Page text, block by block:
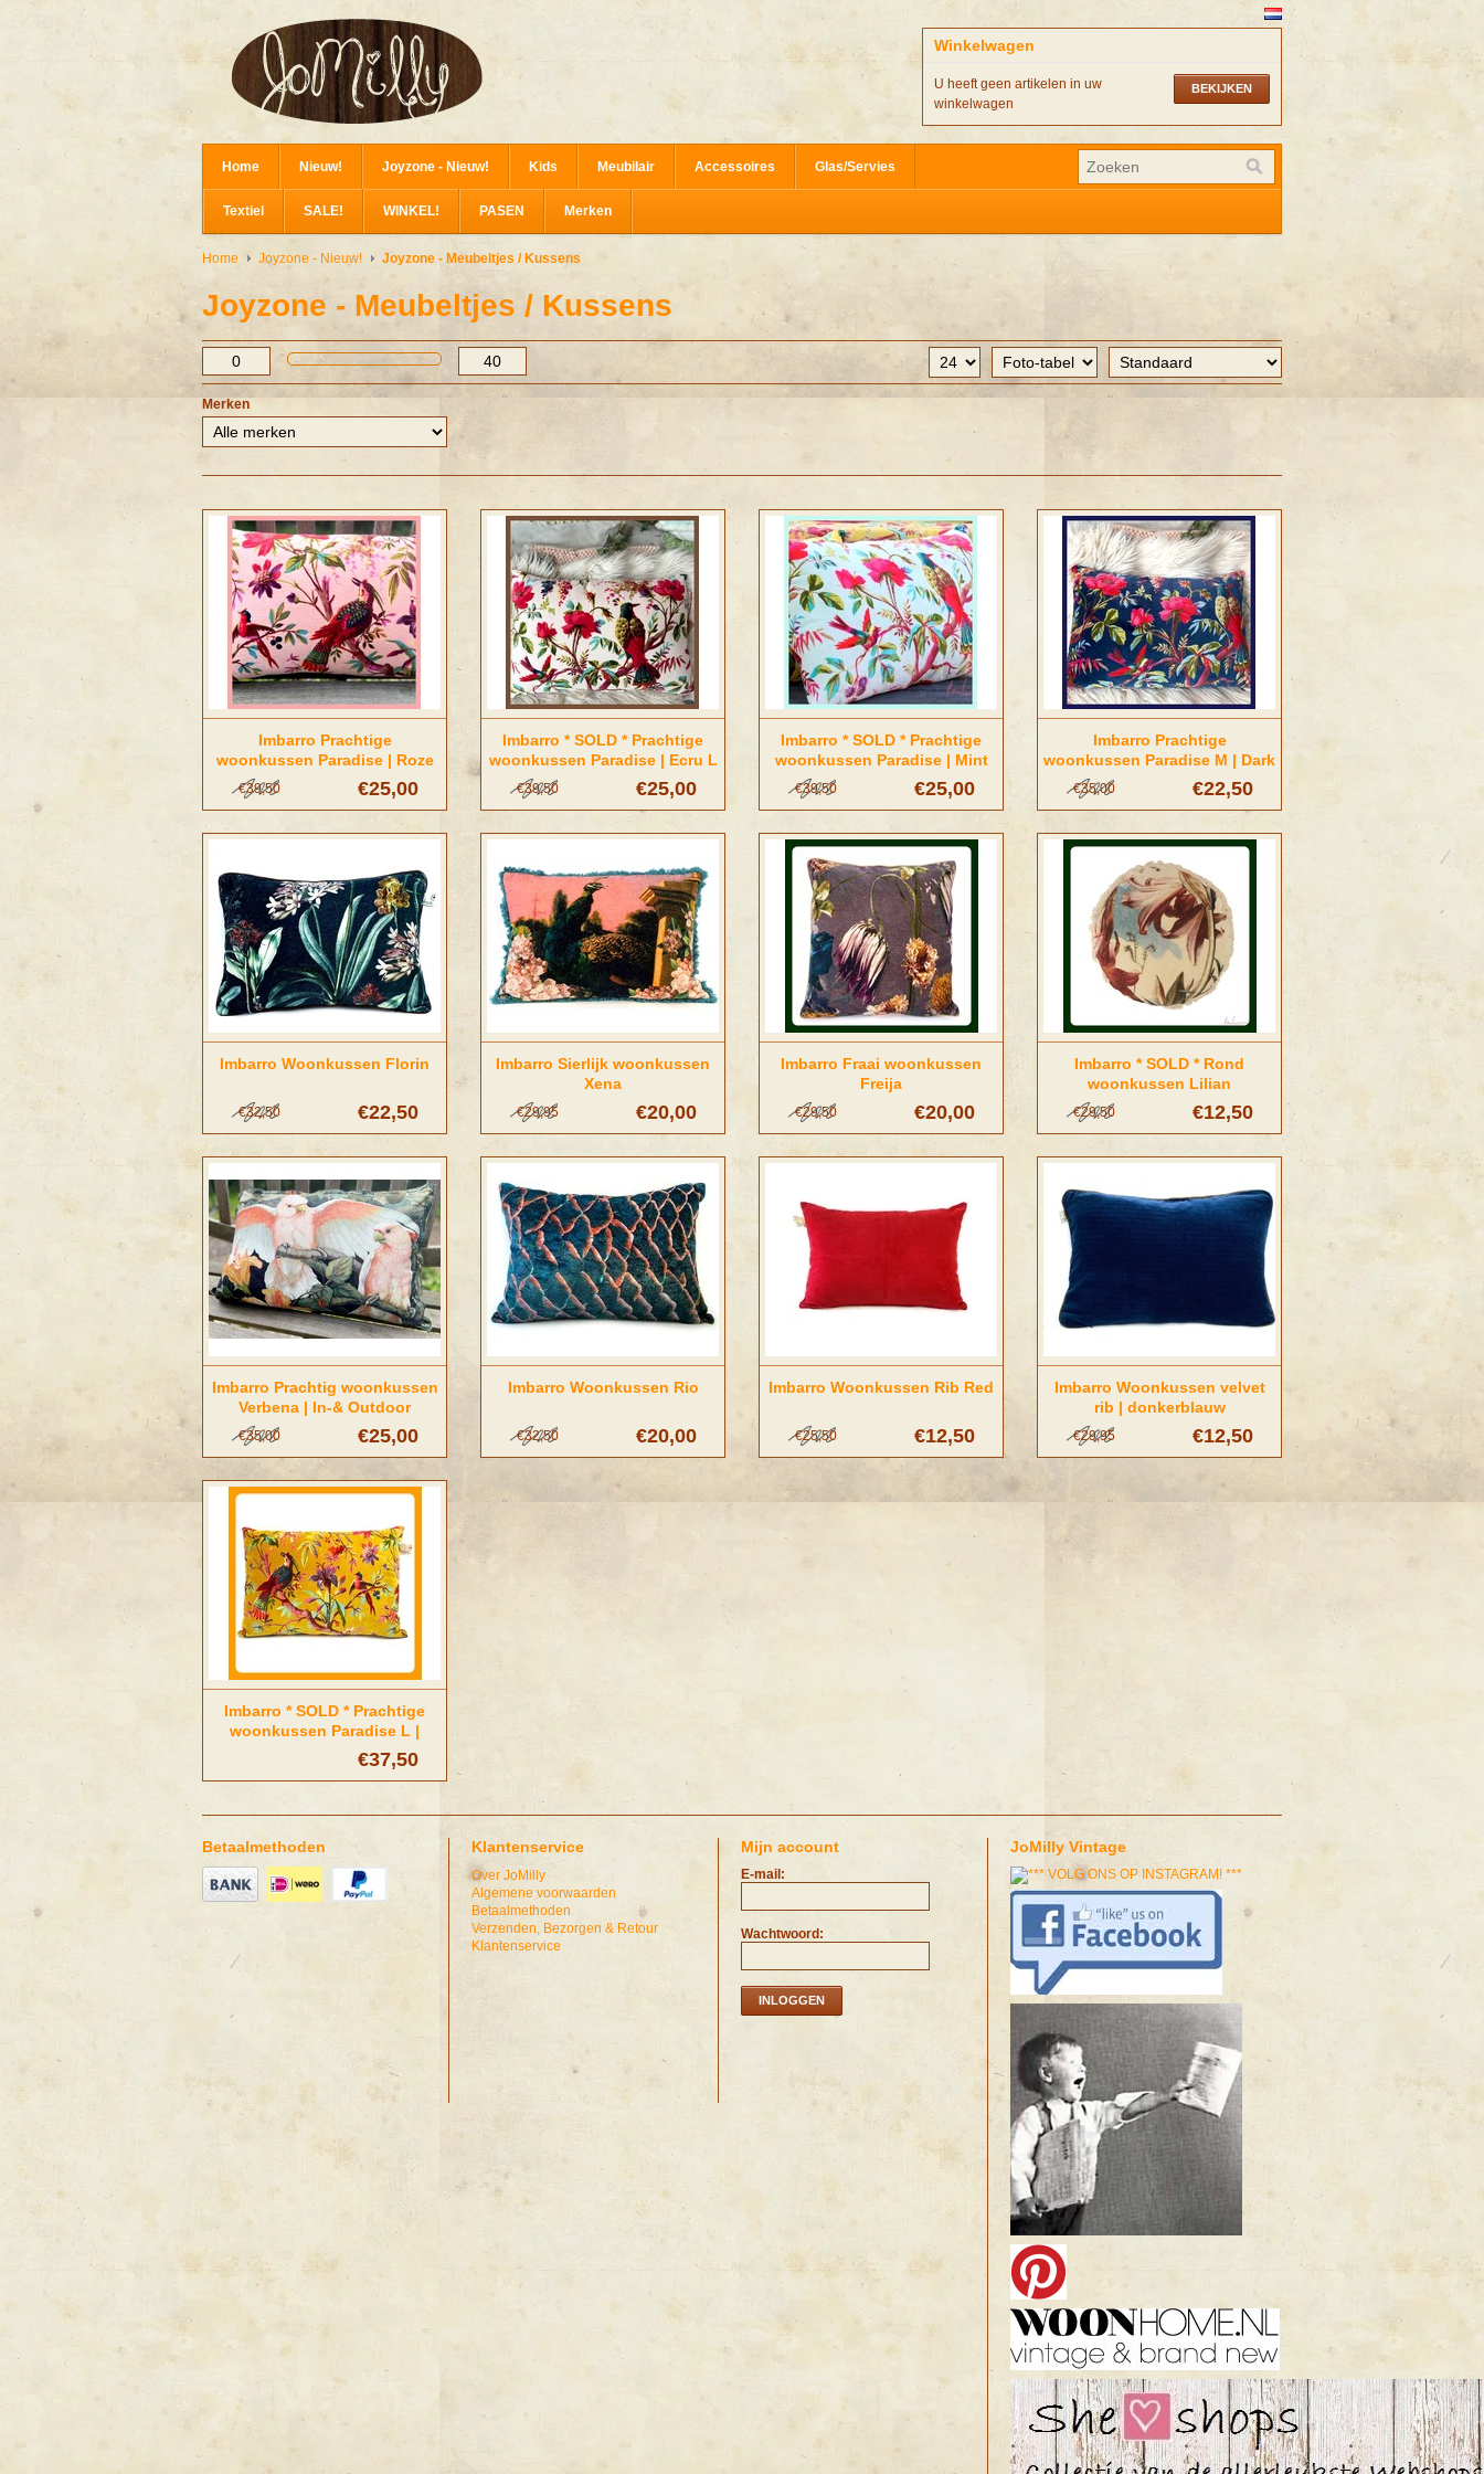
Winkelwagen
BEKIJKEN
U heeft geen artikelen in uw
winkelwagen
Home Nieuw! Joyzone - Nieuw! Kids Meubilair Accessoires Glas/Servies
Textiel SALE! WINKEL! PASEN Merken
Home Joyzone - Nieuw! Joyzone - Meubeltjes / Kussens
Joyzone - Meubeltjes / Kussens
Merken
Imbarro Prachtige
woonkussen Paradise | Roze
€25,00
€39,50
Imbarro * SOLD * Prachtige
woonkussen Paradise | Ecru L
€25,00
€39,50
Imbarro * SOLD * Prachtige
woonkussen Paradise | Mint
€25,00
€39,50
Imbarro Prachtige
woonkussen Paradise M | Dark
€22,50
€35,00
Imbarro Woonkussen Florin
€22,50
€32,50
Imbarro Sierlijk woonkussen
Xena
€20,00
€29,95
Imbarro Fraai woonkussen
Freija
€20,00
€29,50
Imbarro * SOLD * Rond
woonkussen Lilian
€12,50
€29,50
Imbarro Prachtig woonkussen
Verbena | In-& Outdoor
€25,00
€35,00
Imbarro Woonkussen Rio
€20,00
€32,50
Imbarro Woonkussen Rib Red
€12,50
€25,50
Imbarro Woonkussen velvet
rib | donkerblauw
€12,50
€29,95
Imbarro * SOLD * Prachtige
woonkussen Paradise L |
€37,50
Betaalmethoden Klantenservice
Over JoMilly
Algemene voorwaarden
Betaalmethoden
Verzenden, Bezorgen & Retour
Klantenservice
Mijn account
E-mail:
Wachtwoord:
INLOGGEN
JoMilly Vintage